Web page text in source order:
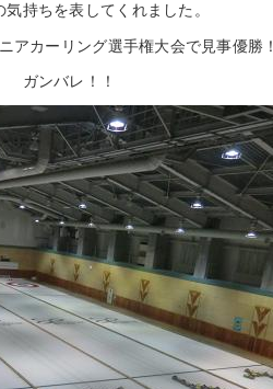
持ちを表してくれました。
アカーリング選手権大会で見事優勝！
ガンバレ！！